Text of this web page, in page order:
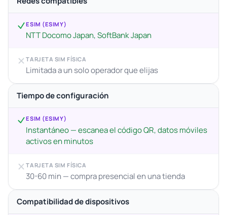
ESIM (ESIMY)
NTT Docomo Japan, SoftBank Japan
TARJETA SIM FÍSICA
Limitada a un solo operador que elijas
Tiempo de configuración
ESIM (ESIMY)
Instantáneo — escanea el código QR, datos móviles
activos en minutos
TARJETA SIM FÍSICA
30-60 min — compra presencial en una tienda
Compatibilidad de dispositivos